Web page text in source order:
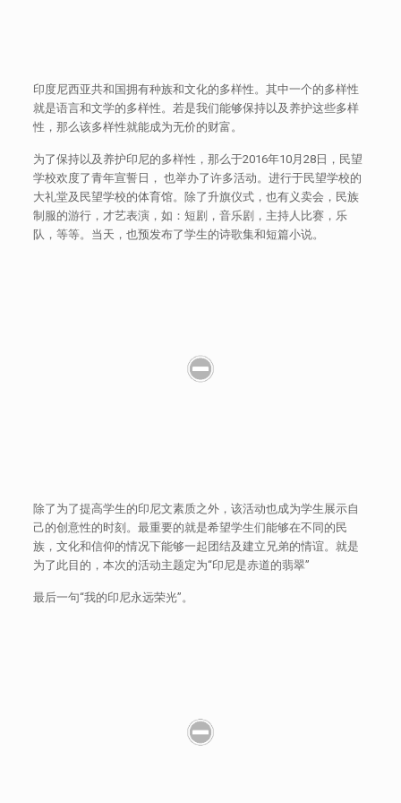
印度尼西亚共和国拥有种族和文化的多样性。其中一个的多样性
就是语言和文学的多样性。若是我们能够保持以及养护这些多样
性，那么该多样性就能成为无价的财富。
为了保持以及养护印尼的多样性，那么于2016年10月28日，民望
学校欢度了青年宣誓日， 也举办了许多活动。进行于民望学校的
大礼堂及民望学校的体育馆。除了升旗仪式，也有义卖会，民族
制服的游行，才艺表演，如：短剧，音乐剧，主持人比赛，乐
队，等等。当天，也预发布了学生的诗歌集和短篇小说。
除了为了提高学生的印尼文素质之外，该活动也成为学生展示自
己的创意性的时刻。最重要的就是希望学生们能够在不同的民
族，文化和信仰的情况下能够一起团结及建立兄弟的情谊。就是
为了此目的，本次的活动主题定为“印尼是赤道的翡翠”
最后一句“我的印尼永远荣光”。